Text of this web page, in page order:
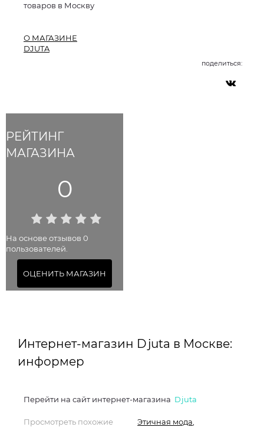
РЕЙТИНГ
МАГАЗИНА
0
На основе отзывов 0
пользователей.
ОЦЕНИТЬ МАГАЗИН
товаров в Москву
О МАГАЗИНЕ
DJUTA
поделиться:
Интернет-магазин Djuta в Москве:
информер
Перейти на сайт интернет-магазина Djuta
Просмотреть похожие
Этичная мода